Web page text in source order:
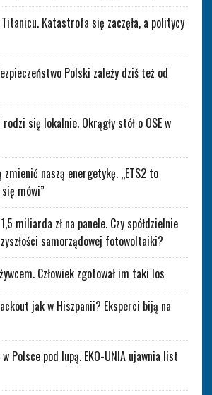
Katastrofa się zaczęła, a politycy
Polski zależy dziś też od
się lokalnie. Okrągły stół o OSE w
naszą energetykę. „ETS2 to
mówi”
miliarda zł na panele. Czy spółdzielnie
samorządowej fotowoltaiki?
Człowiek zgotował im taki los
jak w Hiszpanii? Eksperci biją na
Polsce pod lupą. EKO-UNIA ujawnia list